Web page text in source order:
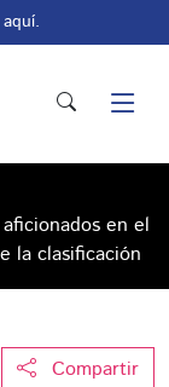
en el
la clasificación
Compartir